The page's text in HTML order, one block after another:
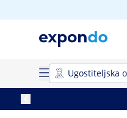
Ugostiteljska